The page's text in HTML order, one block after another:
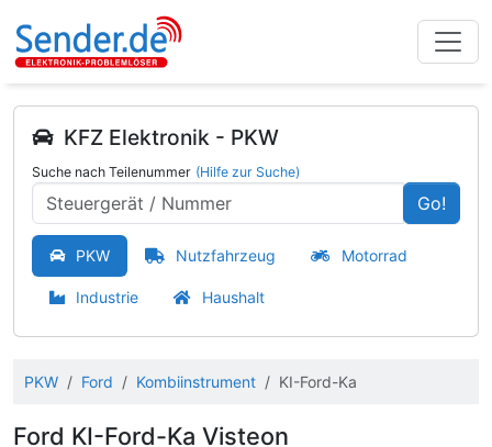
KFZ Elektronik - PKW
Suche nach Teilenummer (Hilfe zur Suche)
Go!
PKW Nutzfahrzeug Motorrad
Industrie Haushalt
PKW Ford Kombiinstrument KI-Ford-Ka
Ford KI-Ford-Ka Visteon